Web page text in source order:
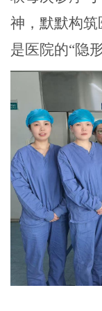
神，默默构筑
是医院的“隐